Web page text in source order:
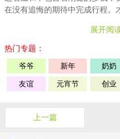
在没有追悔的期待中完成行程。
展开阅
热门专题：
爷爷 新年 奶奶
友谊 元宵节 创业
上一篇